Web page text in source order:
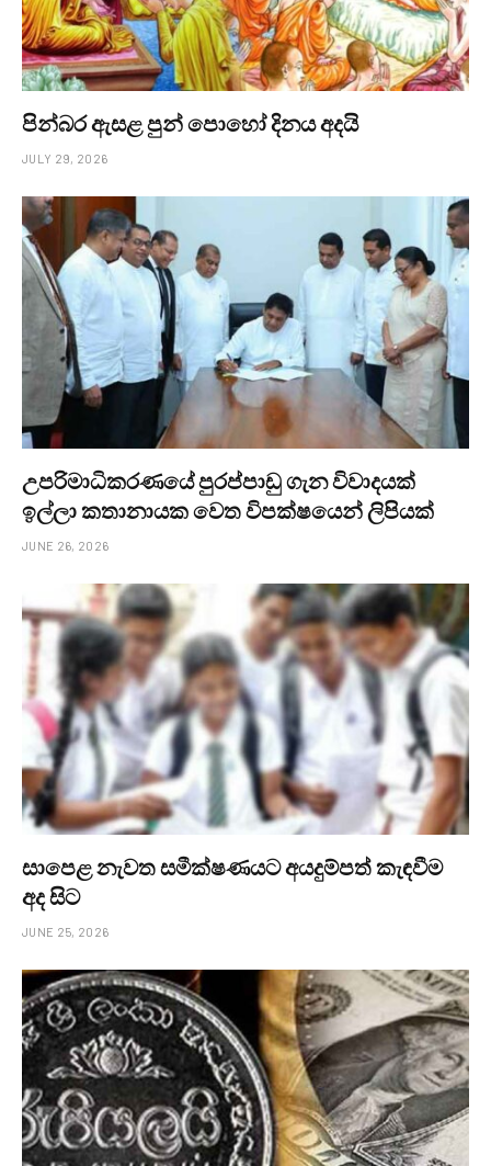
පින්බර ඇසළ පුන් පොහෝ දිනය අදයි
JULY 29, 2026
උපරිමාධිකරණයේ පුරප්පාඩු ගැන විවාදයක්
ඉල්ලා කතානායක වෙත විපක්ෂයෙන් ලිපියක්
JUNE 26, 2026
සාපෙළ නැවත සමීක්ෂණයට අයදුම්පත් කැඳවීම
අද සිට
JUNE 25, 2026